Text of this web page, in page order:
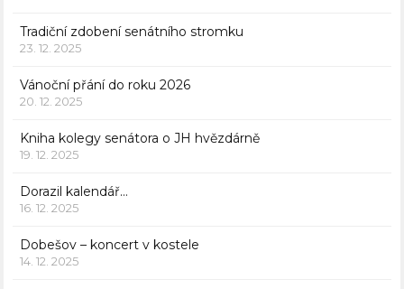
Tradiční zdobení senátního stromku
23. 12. 2025
Vánoční přání do roku 2026
20. 12. 2025
Kniha kolegy senátora o JH hvězdárně
19. 12. 2025
Dorazil kalendář…
16. 12. 2025
Dobešov – koncert v kostele
14. 12. 2025